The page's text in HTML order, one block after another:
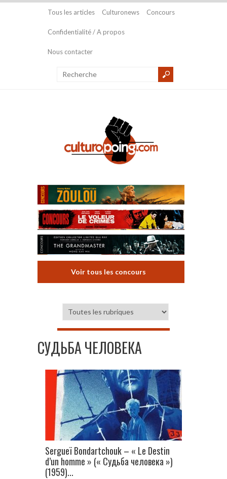
Tous les articles Culturonews Concours
Confidentialité / A propos
Nous contacter
Voir tous les concours
СУДЬБА ЧЕЛОВЕКА
Sergueï Bondartchouk – « Le Destin
d’un homme » (« Судьба человека »)
(1959)...